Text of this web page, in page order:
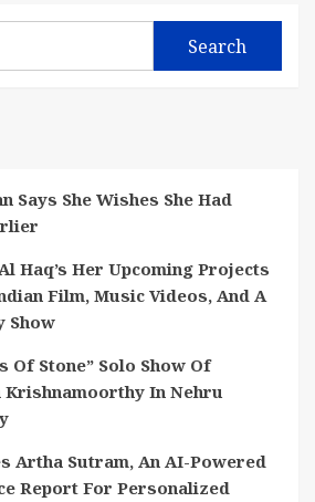
Says She Wishes She Had
Haq’s Her Upcoming Projects
Film, Music Videos, And A
Show
Of Stone” Solo Show Of
Krishnamoorthy In Nehru
Artha Sutram, An AI-Powered
Report For Personalized